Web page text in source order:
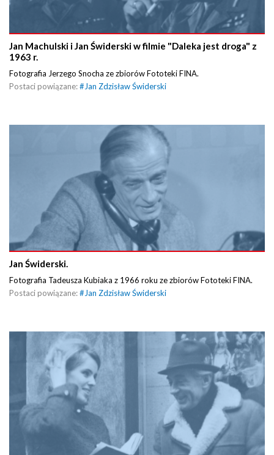
Jan Machulski i Jan Świderski w filmie "Daleka jest droga" z
1963 r.
Fotografia Jerzego Snocha ze zbiorów Fototeki FINA.
Postaci powiązane:#Jan Zdzisław Świderski
Jan Świderski.
Fotografia Tadeusza Kubiaka z 1966 roku ze zbiorów Fototeki FINA.
Postaci powiązane:# Jan Zdzisław Świderski